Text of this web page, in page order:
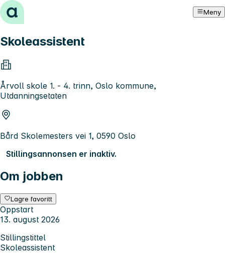
Hopp til innhold Meny
Skoleassistent
Årvoll skole 1. - 4. trinn, Oslo kommune,
Utdanningsetaten
Bård Skolemesters vei 1, 0590 Oslo
Stillingsannonsen er inaktiv.
Om jobben
Lagre favoritt
Oppstart
13. august 2026
Stillingstittel
Skoleassistent